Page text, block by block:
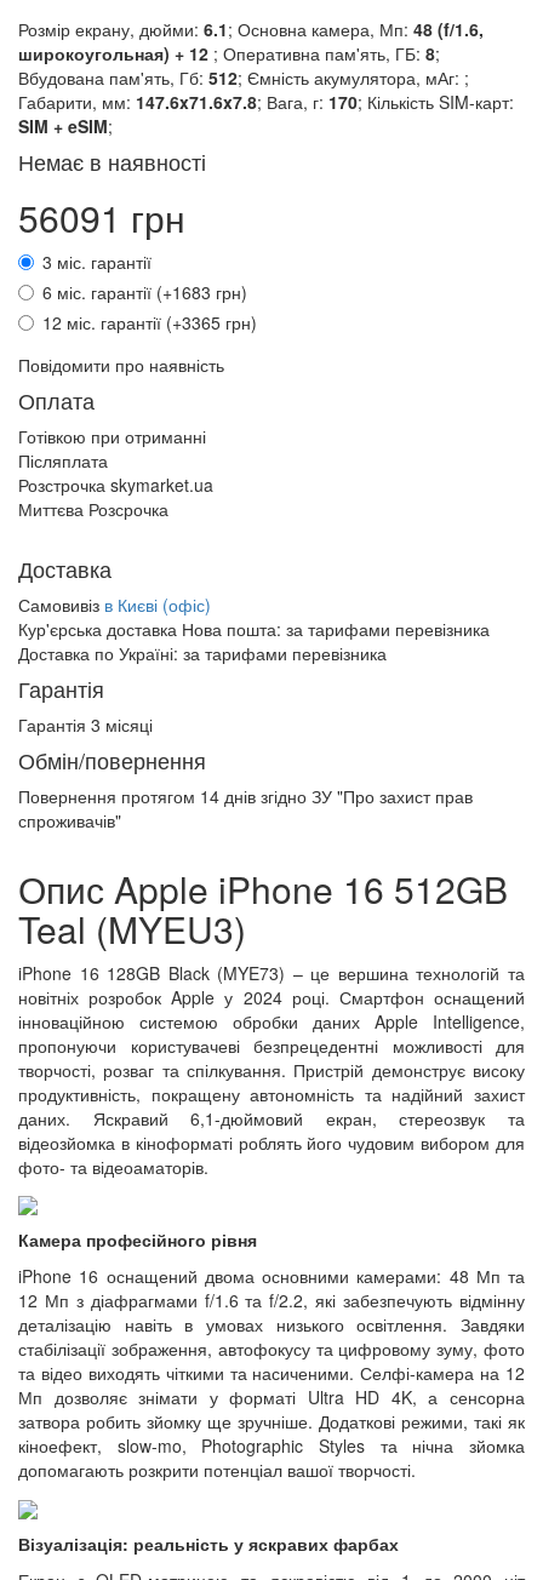
Розмір екрану, дюйми: 6.1; Основна камера, Мп: 48 (f/1.6,
широкоугольная) + 12 ; Оперативна пам'ять, ГБ: 8;
Вбудована пам'ять, Гб: 512; Ємність акумулятора, мАг: ;
Габарити, мм: 147.6x71.6x7.8; Вага, г: 170; Кількість SIM-карт:
SIM + eSIM;
Немає в наявності
56091 грн
3 міс. гарантії
6 міс. гарантії (+1683 грн)
12 міс. гарантії (+3365 грн)
Повідомити про наявність
Оплата
Готівкою при отриманні
Післяплата
Розстрочка skymarket.ua
Миттєва Розсрочка
Доставка
Самовивіз в Києві (офіс)
Кур'єрська доставка Нова пошта: за тарифами перевізника
Доставка по Україні: за тарифами перевізника
Гарантія
Гарантія 3 місяці
Обмін/повернення
Повернення протягом 14 днів згідно ЗУ "Про захист прав
спроживачів"
Опис Apple iPhone 16 512GB
Teal (MYEU3)
iPhone 16 128GB Black (MYE73) – це вершина технологій та
новітніх розробок Apple у 2024 році. Смартфон оснащений
інноваційною системою обробки даних Apple Intelligence,
пропонуючи користувачеві безпрецедентні можливості для
творчості, розваг та спілкування. Пристрій демонструє високу
продуктивність, покращену автономність та надійний захист
даних. Яскравий 6,1-дюймовий екран, стереозвук та
відеозйомка в кіноформаті роблять його чудовим вибором для
фото- та відеоаматорів.
Камера професійного рівня
iPhone 16 оснащений двома основними камерами: 48 Мп та
12 Мп з діафрагмами f/1.6 та f/2.2, які забезпечують відмінну
деталізацію навіть в умовах низького освітлення. Завдяки
стабілізації зображення, автофокусу та цифровому зуму, фото
та відео виходять чіткими та насиченими. Селфі-камера на 12
Мп дозволяє знімати у форматі Ultra HD 4K, а сенсорна
затвора робить зйомку ще зручніше. Додаткові режими, такі як
кіноефект, slow-mo, Photographic Styles та нічна зйомка
допомагають розкрити потенціал вашої творчості.
Візуалізація: реальність у яскравих фарбах